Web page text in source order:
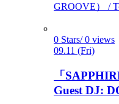
GROOVE） /
0 Stars/ 0 views
09.11 (Fri)
「
Guest DJ: